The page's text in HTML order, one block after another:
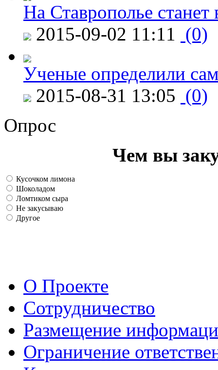
На Ставрополье
2015-09-02 11:11 (0)
Ученые определили
2015-08-31 13:05 (0)
Опрос
Чем вы
Кусочком лимона
Шоколадом
Ломтиком сыра
Не закусываю
Другое
О Проекте
Сотрудничество
Размещение
Ограничение